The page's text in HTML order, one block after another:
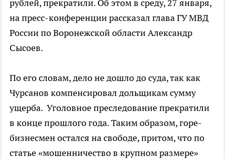
рублей, прекратили. Об этом в среду, 27 января,
на пресс-конференции рассказал глава ГУ МВД
России по Воронежской области Александр
Сысоев.
По его словам, дело не дошло до суда, так как
Чурсанов компенсировал дольщикам сумму
ущерба. Уголовное преследование прекратили
в конце прошлого года. Таким образом, горе-
бизнесмен остался на свободе, притом, что по
статье «мошенничество в крупном размере»